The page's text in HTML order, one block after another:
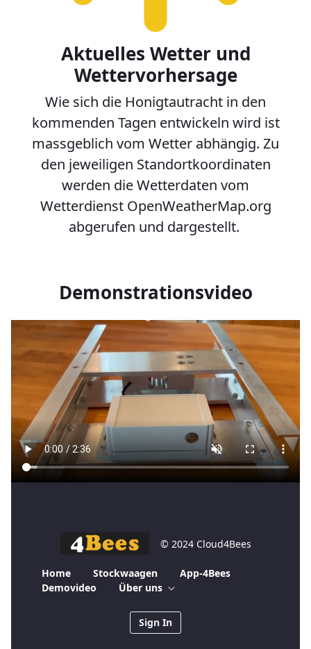
Aktuelles Wetter und
Wettervorhersage
Wie sich die Honigtautracht in den
kommenden Tagen entwickeln wird ist
massgeblich vom Wetter abhängig. Zu
den jeweiligen Standortkoordinaten
werden die Wetterdaten vom
Wetterdienst OpenWeatherMap.org
abgerufen und dargestellt.
Demonstrationsvideo
© 2024 Cloud4Bees
Home Stockwaagen
App-4Bees
Demovideo
Über uns
Sign In